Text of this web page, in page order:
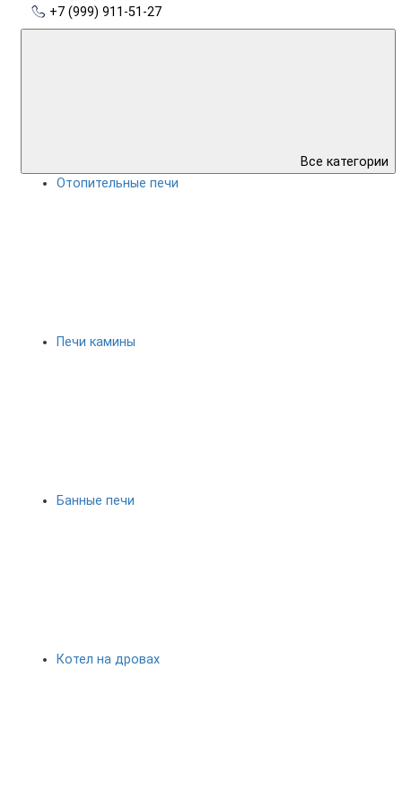
+7 (999) 911-51-27
Все категории
Отопительные печи
Печи камины
Банные печи
Котел на дровах